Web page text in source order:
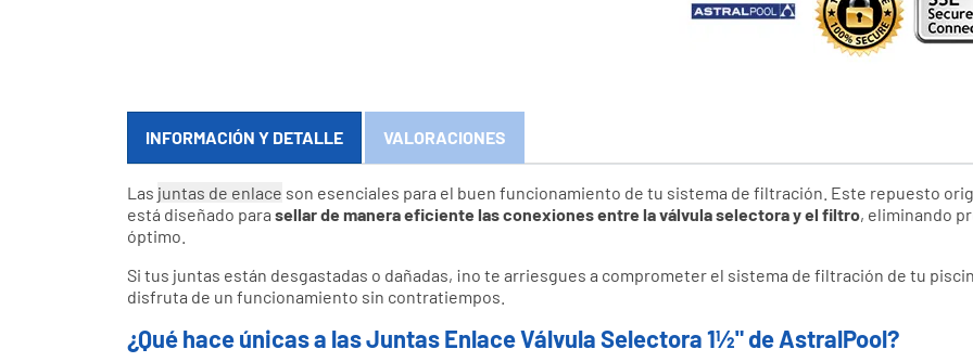
INFORMACIÓN Y DETALLE VALORACIONES
Las juntas de enlace son esenciales para el buen funcionamiento de tu sistema de filtración. Este repuesto
está diseñado para sellar de manera eficiente las conexiones entre la válvula selectora y el filtro, eliminando
óptimo.
Si tus juntas están desgastadas o dañadas, ¡no te arriesgues a comprometer el sistema de filtración de tu
disfruta de un funcionamiento sin contratiempos.
¿Qué hace únicas a las Juntas Enlace Válvula Selectora 1½" de AstralPool?